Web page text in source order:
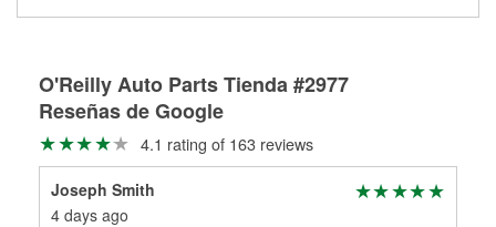
partes de reemplazo correctas para tu reparación.
Rectificación de tambores y discos de freno
O'Reilly Auto Parts Tienda #2977
Reseñas de Google
4.1 rating of 163 reviews
Joseph Smith
4 days ago